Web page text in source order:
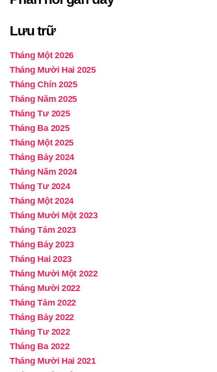
Lưu trữ
Tháng Một 2026
Tháng Mười Hai 2025
Tháng Chín 2025
Tháng Năm 2025
Tháng Tư 2025
Tháng Ba 2025
Tháng Một 2025
Tháng Bảy 2024
Tháng Năm 2024
Tháng Tư 2024
Tháng Một 2024
Tháng Mười Một 2023
Tháng Tám 2023
Tháng Bảy 2023
Tháng Hai 2023
Tháng Mười Một 2022
Tháng Mười 2022
Tháng Tám 2022
Tháng Bảy 2022
Tháng Tư 2022
Tháng Ba 2022
Tháng Mười Hai 2021